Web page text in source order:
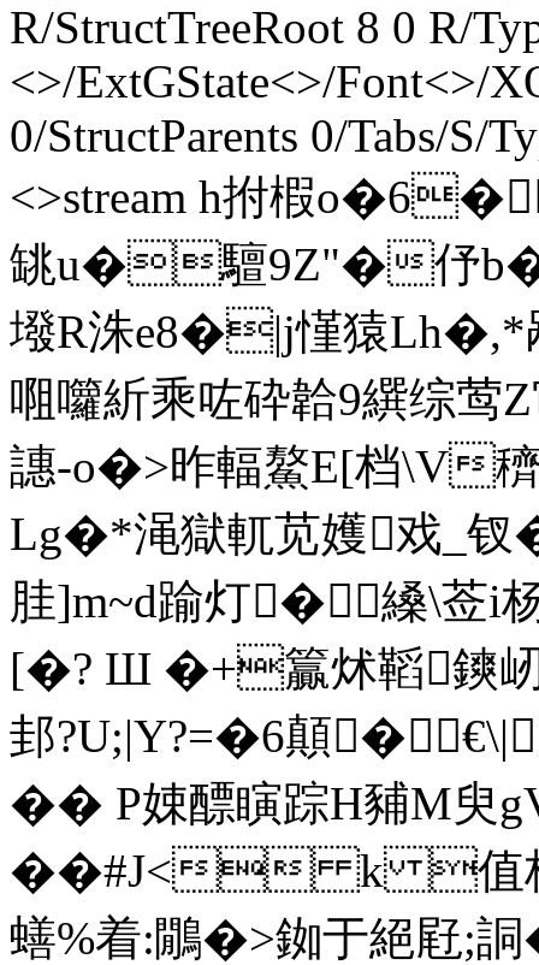
R/StructTreeRoot 8 0 R/
<>/ExtGState<>/Font<>/
0/StructParents 0/Tabs/S/
<>stream h拊椵
罀u�驙9Z"�伃b�
墢R洙e8�|j慬猿Lh�,*剐
唨囖紤乘咗砕韐9繏综莺
譓-o�>昨輻鰲E[档\V
Lg�*渑獄軏苋嬳戏_钗
胿]m~d踰灯�縔\莶i
[�? Ш �+籯炢鞱鏯屻
邽?U;|Y?=�6顛�
�� P娕醥瞚踪H豧M臾
��#J< k 值杣
蟮%着:鷳�>銣于絕屘;詷